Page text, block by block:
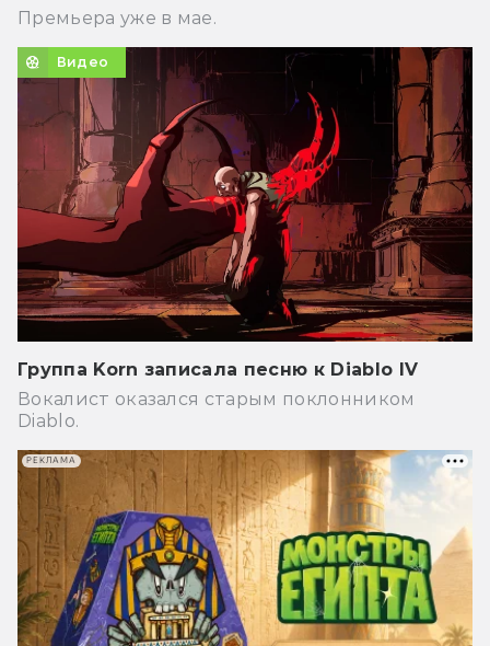
Премьера уже в мае.
Видео
Группа Korn записала песню к Diablo IV
Вокалист оказался старым поклонником
Diablo.
РЕКЛАМА